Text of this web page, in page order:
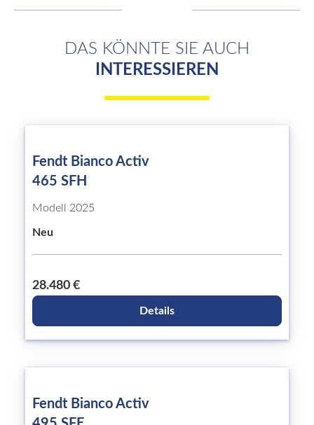
DAS KÖNNTE SIE AUCH
INTERESSIEREN
Fendt Bianco Activ
465 SFH
Modell 2025
Neu
28.480 €
Details
Fendt Bianco Activ